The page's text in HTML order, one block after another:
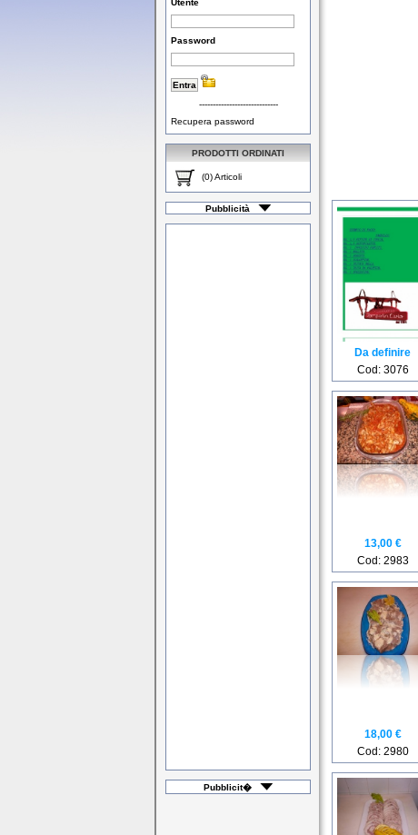
Utente
Password
-----------------------------
Recupera password
PRODOTTI ORDINATI
(0) Articoli
Pubblicità
Pubblicit�
Da definire
Cod: 3076
13,00 €
Cod: 2983
18,00 €
Cod: 2980